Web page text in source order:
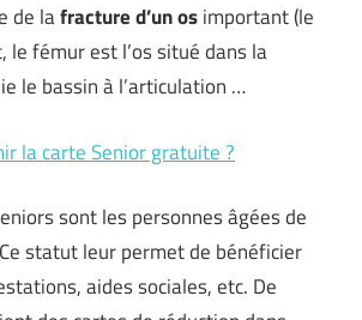
de lafracture d’un osimportant (le
le fémur est l’os situé dans la
le bassin à l’articulation …
la carte Senior gratuite ?
sont les personnes âgées de
statut leur permet de bénéficier
aides sociales, etc. De